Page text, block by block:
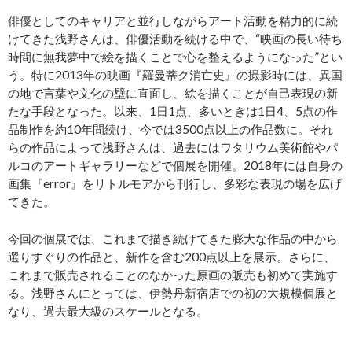
俳優としてのキャリアと並行しながらアート活動を精力的に続
けてきた浅野さんは、俳優活動を続ける中で、“映画の長い待ち
時間に無我夢中で絵を描くことで心を整えるようになった”とい
う。特に2013年の映画『羅曼蒂ク消亡史』の撮影時には、異国
の地で言葉や文化の壁に直面し、絵を描くことが自己表現の新
たな手段となった。以来、1日1点、多いときは1日4、5点の作
品制作を約10年間続け、今では3500点以上の作品数に。それ
らの作品によって浅野さんは、過去にはワタリウム美術館やパ
ルコのアートギャラリーなどで個展を開催。2018年には自身の
画集『error』をリトルモアから刊行し、多彩な表現の場を広げ
てきた。
今回の個展では、これまで描き続けてきた膨大な作品の中から
選りすぐりの作品と、新作を含む200点以上を展示。さらに、
これまで販売されることのなかった原画の販売も初めて実施す
る。浅野さんにとっては、伊勢丹新宿店での初の大規模個展と
なり、過去最大級のスケールとなる。